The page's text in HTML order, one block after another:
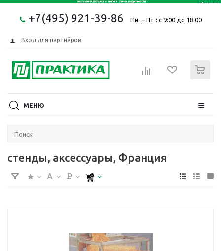
+7(495) 921-39-86 Пн. – Пт.: с 9:00 до 18:00
Вход для партнёров
МЕНЮ
стенды, аксессуары, Франция